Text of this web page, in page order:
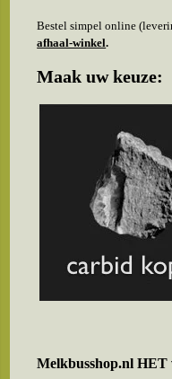
Bestel simpel online
afhaal-winkel.
Maak uw keuze:
Melkbusshop.nl